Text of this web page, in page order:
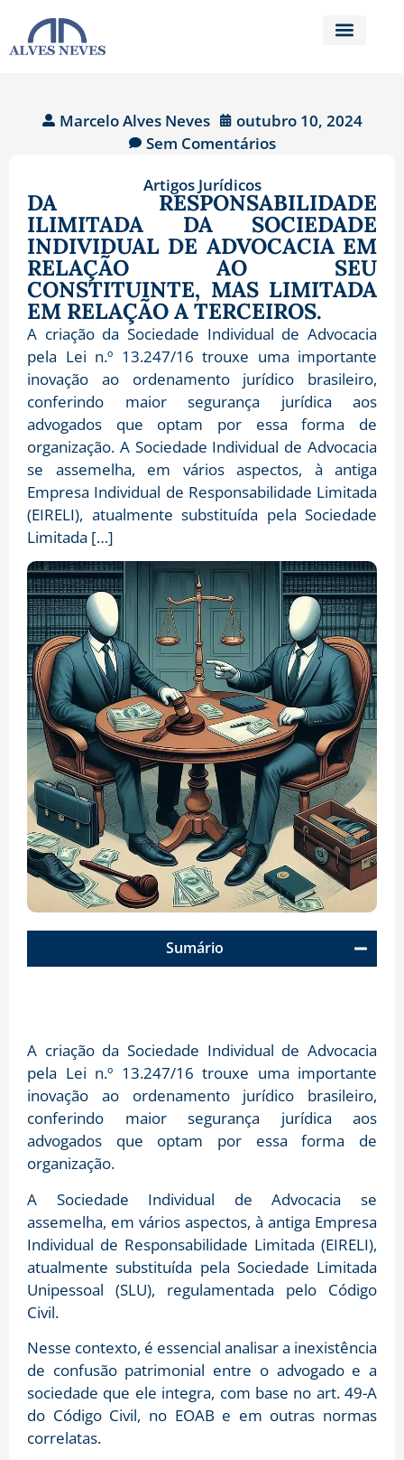
Marcelo Alves Neves
outubro 10, 2024
Sem Comentários
Artigos Jurídicos
DA RESPONSABILIDADE
ILIMITADA DA SOCIEDADE
INDIVIDUAL DE ADVOCACIA EM
RELAÇÃO AO SEU
CONSTITUINTE, MAS LIMITADA
EM RELAÇÃO A TERCEIROS.
A criação da Sociedade Individual de Advocacia
pela Lei n.º 13.247/16 trouxe uma importante
inovação ao ordenamento jurídico brasileiro,
conferindo maior segurança jurídica aos
advogados que optam por essa forma de
organização. A Sociedade Individual de Advocacia
se assemelha, em vários aspectos, à antiga
Empresa Individual de Responsabilidade Limitada
(EIRELI), atualmente substituída pela Sociedade
Limitada […]
Sumário
A criação da Sociedade Individual de Advocacia
pela Lei n.º 13.247/16 trouxe uma importante
inovação ao ordenamento jurídico brasileiro,
conferindo maior segurança jurídica aos
advogados que optam por essa forma de
organização.
A Sociedade Individual de Advocacia se
assemelha, em vários aspectos, à antiga Empresa
Individual de Responsabilidade Limitada (EIRELI),
atualmente substituída pela Sociedade Limitada
Unipessoal (SLU), regulamentada pelo Código
Civil.
Nesse contexto, é essencial analisar a inexistência
de confusão patrimonial entre o advogado e a
sociedade que ele integra, com base no art. 49-A
do Código Civil, no EOAB e em outras normas
correlatas.